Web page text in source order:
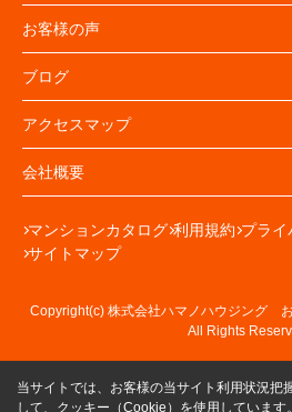
お客様の声
ブログ
アクセスマップ
会社概要
マンションカタログ 利用規約 プライ
サイトマップ
Copyright(c) 株式会社ハマノハウジング
All Rights
当サイトでは、お客様の当サイト利用状況把
して、クッキー（Cookie）を使用しています。